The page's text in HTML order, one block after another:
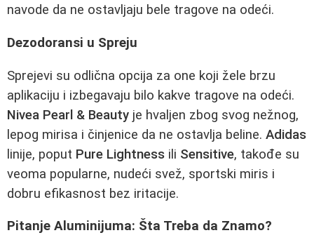
navode da ne ostavljaju bele tragove na odeći.
Dezodoransi u Spreju
Sprejevi su odlična opcija za one koji žele brzu
aplikaciju i izbegavaju bilo kakve tragove na odeći.
Nivea Pearl & Beauty je hvaljen zbog svog nežnog,
lepog mirisa i činjenice da ne ostavlja beline. Adidas
linije, poput Pure Lightness ili Sensitive, takođe su
veoma popularne, nudeći svež, sportski miris i
dobru efikasnost bez iritacije.
Pitanje Aluminijuma: Šta Treba da Znamo?